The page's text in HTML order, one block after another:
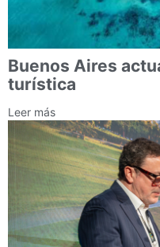
Buenos Aires
turística
Leer más